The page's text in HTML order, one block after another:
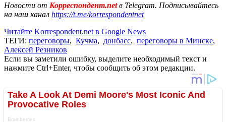
Новости от Корреспондент.netв Telegram. Подписывайтесь
на наш канал https://t.me/korrespondentnet
Читайте Korrespondent.net в Google News
ТЕГИ: переговоры, Кучма, донбасс, переговоры в Минске,
Алексей Резников
Если вы заметили ошибку, выделите необходимый текст и
нажмите Ctrl+Enter, чтобы сообщить об этом редакции.